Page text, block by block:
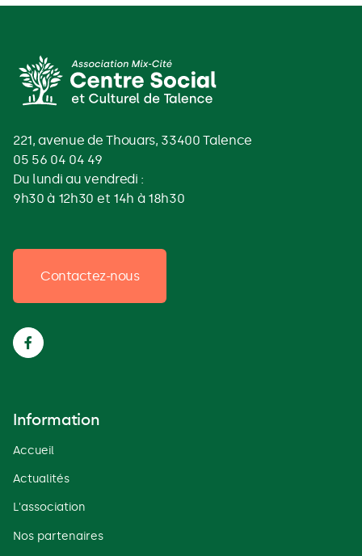
221, avenue de Thouars, 33400 Talence
05 56 04 04 49
Du lundi au vendredi :
9h30 à 12h30 et 14h à 18h30
Contactez-nous

Information
Accueil
Actualités
L'association
Nos partenaires